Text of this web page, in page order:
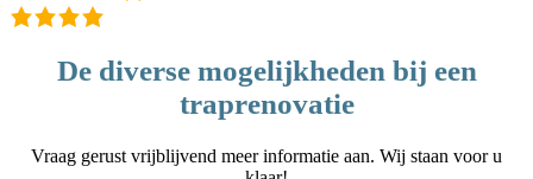
De diverse mogelijkheden bij een
traprenovatie
Vraag gerust vrijblijvend meer informatie aan. Wij staan voor u